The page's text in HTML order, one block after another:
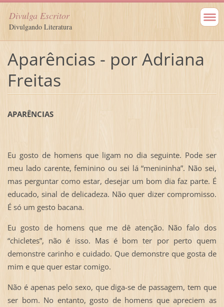
Divulga Escritor
Divulgando Literatura
Aparências - por Adriana
Freitas
APARÊNCIAS
Eu gosto de homens que ligam no dia seguinte. Pode ser
meu lado carente, feminino ou sei lá “menininha”. Não sei,
mas perguntar como estar, desejar um bom dia faz parte. É
educado, sinal de delicadeza. Não quer dizer compromisso.
É só um gesto bacana.
Eu gosto de homens que me dê atenção. Não falo dos
“chicletes”, não é isso. Mas é bom ter por perto quem
demonstre carinho e cuidado. Que demonstre que gosta de
mim e que quer estar comigo.
Não é apenas pelo sexo, que diga-se de passagem, tem que
ser bom. No entanto, gosto de homens que apreciem as